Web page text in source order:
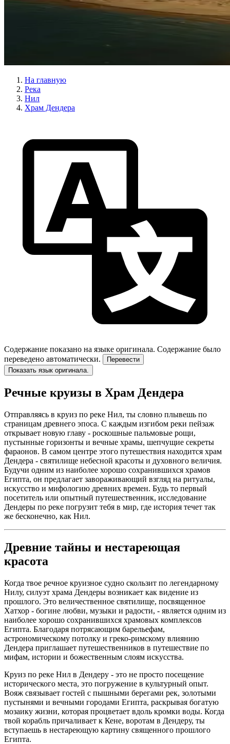
На главную
Река
Нил
Храм Дендера
Содержание показано на языке оригинала. Содержание было
переведено автоматически.
Перевести
Показать язык оригинала.
Речные круизы в Храм Дендера
Отправляясь в круиз по реке Нил, ты словно плывешь по
страницам древнего эпоса. С каждым изгибом реки пейзаж
открывает новую главу - роскошные пальмовые рощи,
пустынные горизонты и вечные храмы, шепчущие секреты
фараонов. В самом центре этого путешествия находится храм
Дендера - святилище небесной красоты и духовного величия.
Будучи одним из наиболее хорошо сохранившихся храмов
Египта, он предлагает завораживающий взгляд на ритуалы,
искусство и мифологию древних времен. Будь то первый
посетитель или опытный путешественник, исследование
Дендеры по реке погрузит тебя в мир, где история течет так
же бесконечно, как Нил.
Древние тайны и нестареющая
красота
Когда твое речное круизное судно скользит по легендарному
Нилу, силуэт храма Дендеры возникает как видение из
прошлого. Это величественное святилище, посвященное
Хатхор - богине любви, музыки и радости, - является одним из
наиболее хорошо сохранившихся храмовых комплексов
Египта. Благодаря потрясающим барельефам,
астрономическому потолку и греко-римскому влиянию
Дендера приглашает путешественников в путешествие по
мифам, истории и божественным слоям искусства.
Круиз по реке Нил в Дендеру - это не просто посещение
исторического места, это погружение в культурный опыт.
Вояж связывает гостей с пышными берегами рек, золотыми
пустынями и вечными городами Египта, раскрывая богатую
мозаику жизни, которая процветает вдоль кромки воды. Когда
твой корабль причаливает к Кене, воротам в Дендеру, ты
вступаешь в нестареющую картину священного прошлого
Египта.